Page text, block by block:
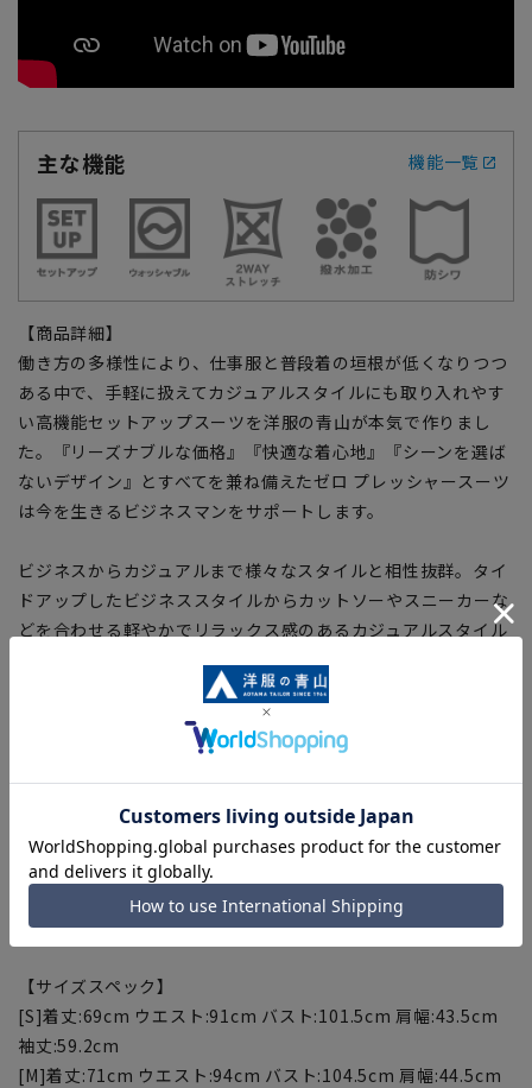
主な機能 機能一覧
【商品詳細】
働き方の多様性により、仕事服と普段着の垣根が低くなりつつ
ある中で、手軽に扱えてカジュアルスタイルにも取り入れやす
い高機能セットアップスーツを洋服の青山が本気で作りまし
た。『リーズナブルな価格』『快適な着心地』『シーンを選ば
ないデザイン』とすべてを兼ね備えたゼロ プレッシャースーツ
は今を生きるビジネスマンをサポートします。
ビジネスからカジュアルまで様々なスタイルと相性抜群。タイ
ドアップしたビジネススタイルからカットソーやスニーカーな
どを合わせる軽やかでリラックス感のあるカジュアルスタイル
■こちらはジャケットのみ販売となります。
セットアップ対応商品と組み合わせいただくことでスーツとし
て着用いただけます。
スラックス：70006
※セットアップ対応商品は在庫切れの場合がございます。
【お直しについて】
こちらの商品は仕様上、ネーム入れ不可となっております。
【サイズスペック】
[S]着丈:69cm ウエスト:91cm バスト:101.5cm 肩幅:43.5cm
袖丈:59.2cm
[M]着丈:71cm ウエスト:94cm バスト:104.5cm 肩幅:44.5cm